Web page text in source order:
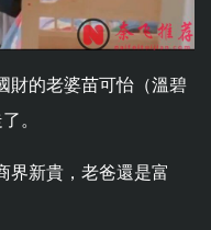
財的老婆苗可怡（溫碧
。
界新貴，老爸還是富